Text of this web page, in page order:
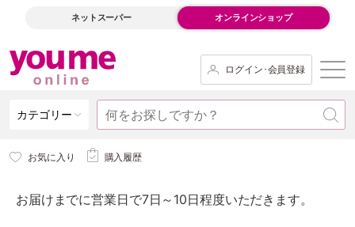
ネットスーパー オンラインショップ
ログイン･会員登録
カテゴリー
お気に入り 購入履歴
お届けまでに営業日で7日～10日程度いただきます。